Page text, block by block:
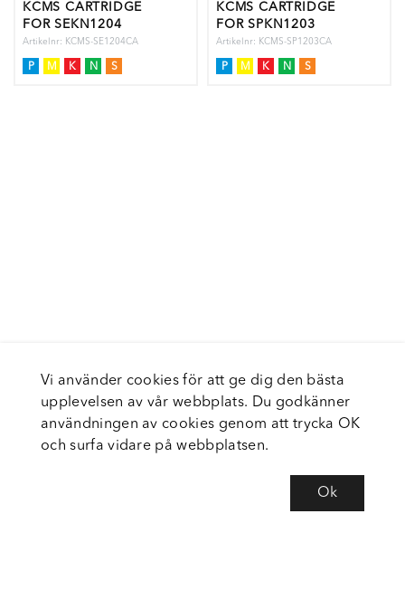
KCMS CARTRIDGE
FOR SEKN1204
Artikelnr: KCMS-SE1204CA
P M K N S
KCMS CARTRIDGE
FOR SPKN1203
Artikelnr: KCMS-SP1203CA
P M K N S
Vi använder cookies för att ge dig den bästa
upplevelsen av vår webbplats. Du godkänner
användningen av cookies genom att trycka OK
och surfa vidare på webbplatsen.
Ok